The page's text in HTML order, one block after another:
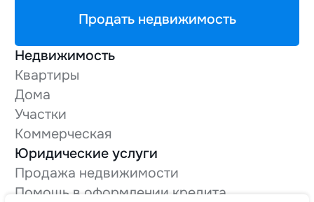
Недвижимость
Квартиры
Дома
Участки
Коммерческая
Юридические услуги
Продажа недвижимости
Помощь в оформлении кредита
Продать недвижимость